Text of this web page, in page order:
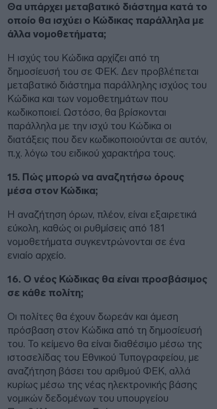
Θα υπάρχει μεταβατικό διάστημα κατά το
οποίο θα ισχύει ο Κώδικας παράλληλα με
άλλα νομοθετήματα;
Η ισχύς του Κώδικα αρχίζει από τη
δημοσίευσή του σε ΦΕΚ. Δεν προβλέπεται
μεταβατικό διάστημα παράλληλης ισχύος του
Κώδικα και των νομοθετημάτων που
κωδικοποιεί. Ωστόσο, θα βρίσκονται
παράλληλα με την ισχύ του Κώδικα οι
διατάξεις που δεν κωδικοποιούνται σε αυτόν,
π.χ. λόγω του ειδικού χαρακτήρα τους.
15. Πώς μπορώ να αναζητήσω όρους
μέσα στον Κώδικα;
Η αναζήτηση όρων, πλέον, είναι εξαιρετικά
εύκολη, καθώς οι ρυθμίσεις από 181
νομοθετήματα συγκεντρώνονται σε ένα
ενιαίο αρχείο.
16. Ο νέος Κώδικας θα είναι προσβάσιμος
σε κάθε πολίτη;
Οι πολίτες θα έχουν δωρεάν και άμεση
πρόσβαση στον Κώδικα από τη δημοσίευσή
του. Το κείμενο θα είναι διαθέσιμο μέσω της
ιστοσελίδας του Εθνικού Τυπογραφείου, με
αναζήτηση βάσει του αριθμού ΦΕΚ, αλλά
κυρίως μέσω της νέας ηλεκτρονικής βάσης
νομικών δεδομένων του υπουργείου